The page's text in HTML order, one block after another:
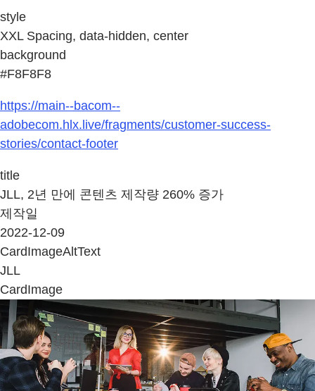
style
XXL Spacing, data-hidden, center
background
#F8F8F8
https://main--bacom--
adobecom.hlx.live/fragments/customer-success-
stories/contact-footer
title
JLL, 2년 만에 콘텐츠 제작량 260% 증가
제작일
2022-12-09
CardImageAltText
JLL
CardImage